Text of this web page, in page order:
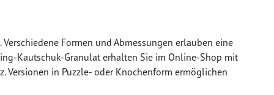
Formen und Abmessungen erlauben eine
Kautschuk-Granulat erhalten Sie im Online-Shop mit
Versionen in Puzzle- oder Knochenform ermöglichen